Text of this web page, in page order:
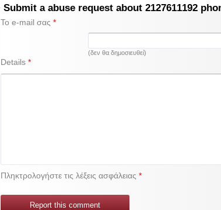
Submit a abuse request about 2127611192
Το e-mail σας*
(δεν θα δημοσιευθεί)
Details*
Πληκτρολογήστε τις λέξεις ασφάλειας*
Report this comment